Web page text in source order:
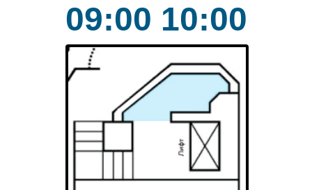
09:00 10:00